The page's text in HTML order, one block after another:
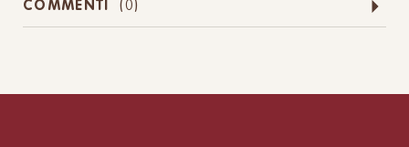
COMMENTI (0)